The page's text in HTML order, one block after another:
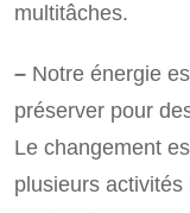
multitâches.
– Notre énergie
préserver pour
Le changement
plusieurs activités